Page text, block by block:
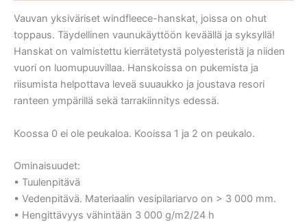
Vauvan yksiväriset windfleece-hanskat, joissa on ohut
toppaus. Täydellinen vaunukäyttöön keväällä ja syksyllä!
Hanskat on valmistettu kierrätetystä polyesteristä ja niiden
vuori on luomupuuvillaa. Hanskoissa on pukemista ja
riisumista helpottava leveä suuaukko ja joustava resori
ranteen ympärillä sekä tarrakiinnitys edessä.
Koossa 0 ei ole peukaloa. Kooissa 1 ja 2 on peukalo.
Ominaisuudet:
• Tuulenpitävä
• Vedenpitävä. Materiaalin vesipilariarvo on > 3 000 mm.
• Hengittävyys vähintään 3 000 g/m2/24 h